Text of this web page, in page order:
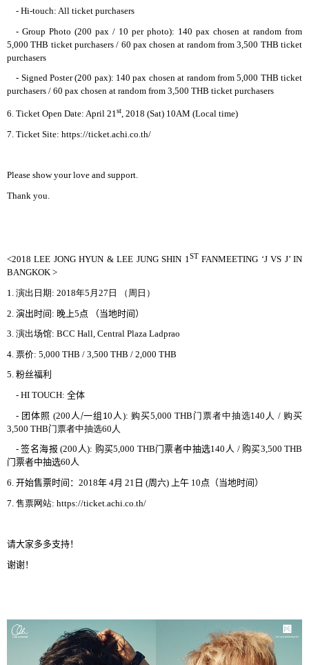
- Hi-touch: All ticket purchasers
- Group Photo (200 pax / 10 per photo): 140 pax chosen at random from
5,000 THB ticket purchasers / 60 pax chosen at random from 3,500 THB ticket
purchasers
- Signed Poster (200 pax): 140 pax chosen at random from 5,000 THB ticket
purchasers / 60 pax chosen at random from 3,500 THB ticket purchasers
6. Ticket Open Date: April 21st, 2018 (Sat) 10AM (Local time)
7. Ticket Site: https://ticket.achi.co.th/
Please show your love and support.
Thank you.
<2018 LEE JONG HYUN & LEE JUNG SHIN 1ST FANMEETING ‘J VS J’ IN
BANGKOK >
1. 演出日期: 2018年5 月 27 日 （周日）
2. 演出时间: 晚 上5 点 （当地时间）
3. 演出场馆: BCC Hall, Central Plaza Ladprao
4. 票价: 5,000 THB / 3,500 THB / 2,000 THB
5. 粉丝福利
- HI TOUCH: 全体
- 团体照 (200 人/一组10 人): 购买5,000 THB 门票者中抽选140 人/ 购买
3,500 THB门票者中抽选60 人
-签名海报 (200 人): 购买5,000 THB门票者中抽选140 人 / 购买3,500 THB
门票者中抽选60人
6. 开始售票时间 ： 2018年 4月 21 日 (周六) 上午 10点（当地时间）
7. 售票网站: https://ticket.achi.co.th/
请大家多多支持！
谢谢！